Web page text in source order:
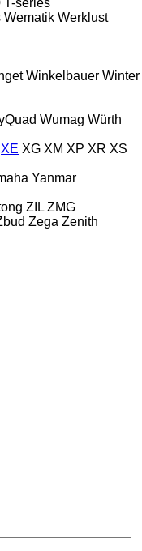
Wematik Werklust
Winkelbauer Winter
Wumag Würth
XE XG XM XP XR XS
Yanmar
ZIL ZMG
Zega Zenith